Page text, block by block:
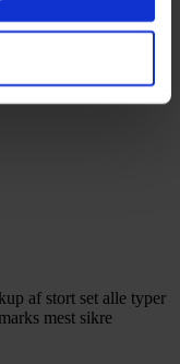
sikreste datacentre.
at prisen er fast og
af stort set alle typer
mest sikre